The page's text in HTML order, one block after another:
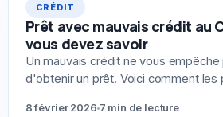
CRÉDIT
Prêt avec mauvais crédit au
vous devez savoir
Un mauvais crédit ne vous
d'obtenir un prêt. Voici comment les
8 février 2026 7 min de lecture